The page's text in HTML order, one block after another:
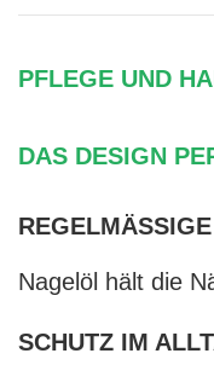
PFLEGE UND
DAS DESIGN
Nagelöl hält die
SCHUTZ IM